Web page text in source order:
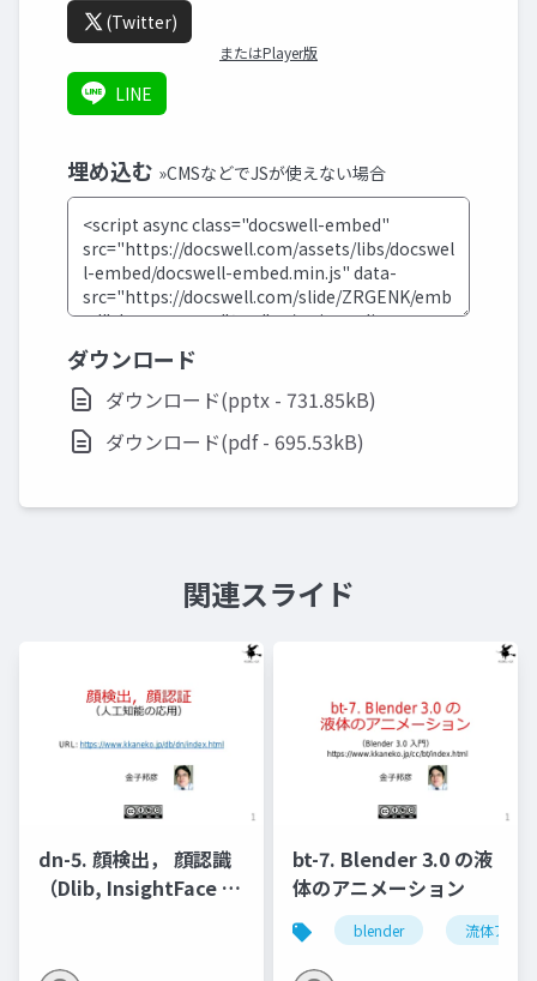
(Twitter)
またはPlayer版
LINE
埋め込む »CMSなどでJSが使えない場合
ダウンロード
ダウンロード(pptx - 731.85kB)
ダウンロード(pdf - 695.53kB)
関連スライド
dn-5. 顔検出， 顔認識
（Dlib, InsightFace を
bt-7. Blender 3.0 の液
体のアニメーション
blender 流体アニ